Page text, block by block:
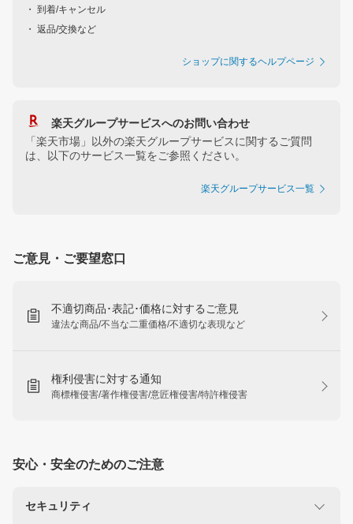
・ 到着/キャンセル
・ 返品/交換など
ショップに関するヘルプページ
楽天グループサービスへのお問い合わせ
「楽天市場」以外の楽天グループサービスに関するご質問
は、以下のサービス一覧をご参照ください。
楽天グループサービス一覧
ご意見・ご要望窓口
不適切商品･表記･価格に対するご意見
違法な商品/不当な二重価格/不適切な表現など
権利侵害に対する通知
商標権侵害/著作権侵害/意匠権侵害/特許権侵害
安心・安全のためのご注意
セキュリティ